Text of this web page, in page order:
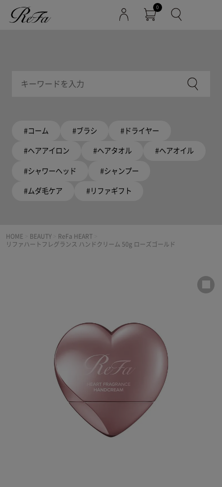
0
#コーム #ブラシ #ドライヤー
#ヘアアイロン #ヘアタオル #ヘアオイル
#シャワーヘッド #シャンプー
#ムダ毛ケア #リファギフト
HOME BEAUTY ReFa HEART
リファハートフレグランス ハンドクリーム 50g ローズゴールド